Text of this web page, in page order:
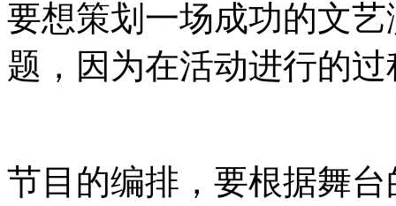
要想策划一场成功的文
题，因为在活动进行的
节目的编排，要根据舞